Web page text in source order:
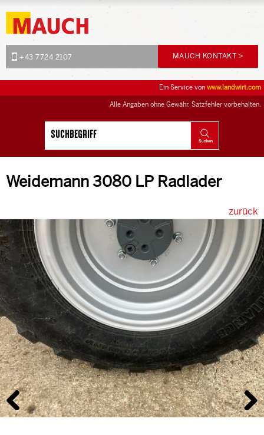
+43 7724 2107 MAUCH KONTAKT >
Alle Angaben ohne Gewähr. Satzfehler vorbehalten.
Ein Service von www.landwirt.com
Weidemann 3080 LP Radlader
zurück